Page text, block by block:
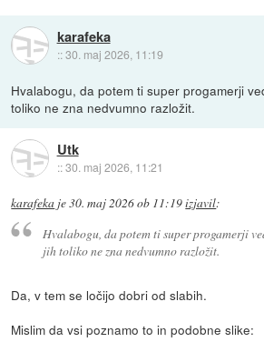
karafeka
::30. maj 2026, 11:19
Hvalabogu, da potem ti super progamerji
toliko ne zna nedvumno razložit.
Utk
::30. maj 2026, 11:21
karafeka je30. maj 2026 ob 11:19izjavil:
Hvalabogu, da potem ti super progamerji
jih toliko ne zna nedvumno razložit.
Da, v tem se ločijo dobri od slabih.
Mislim da vsi poznamo to in podobne slike: